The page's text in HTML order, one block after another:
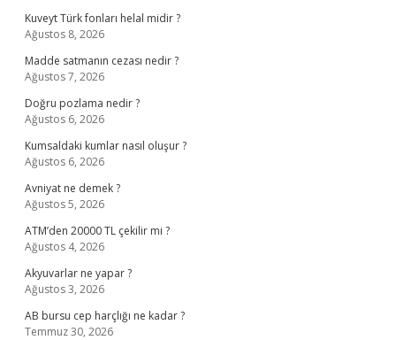
Kuveyt Türk fonları helal midir ?
Ağustos 8, 2026
Madde satmanın cezası nedir ?
Ağustos 7, 2026
Doğru pozlama nedir ?
Ağustos 6, 2026
Kumsaldaki kumlar nasıl oluşur ?
Ağustos 6, 2026
Avniyat ne demek ?
Ağustos 5, 2026
ATM’den 20000 TL çekilir mi ?
Ağustos 4, 2026
Akyuvarlar ne yapar ?
Ağustos 3, 2026
AB bursu cep harçlığı ne kadar ?
Temmuz 30, 2026